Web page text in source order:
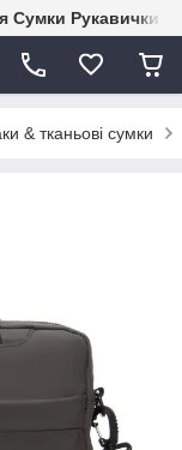
Сумки Рукавички
& тканьові сумки